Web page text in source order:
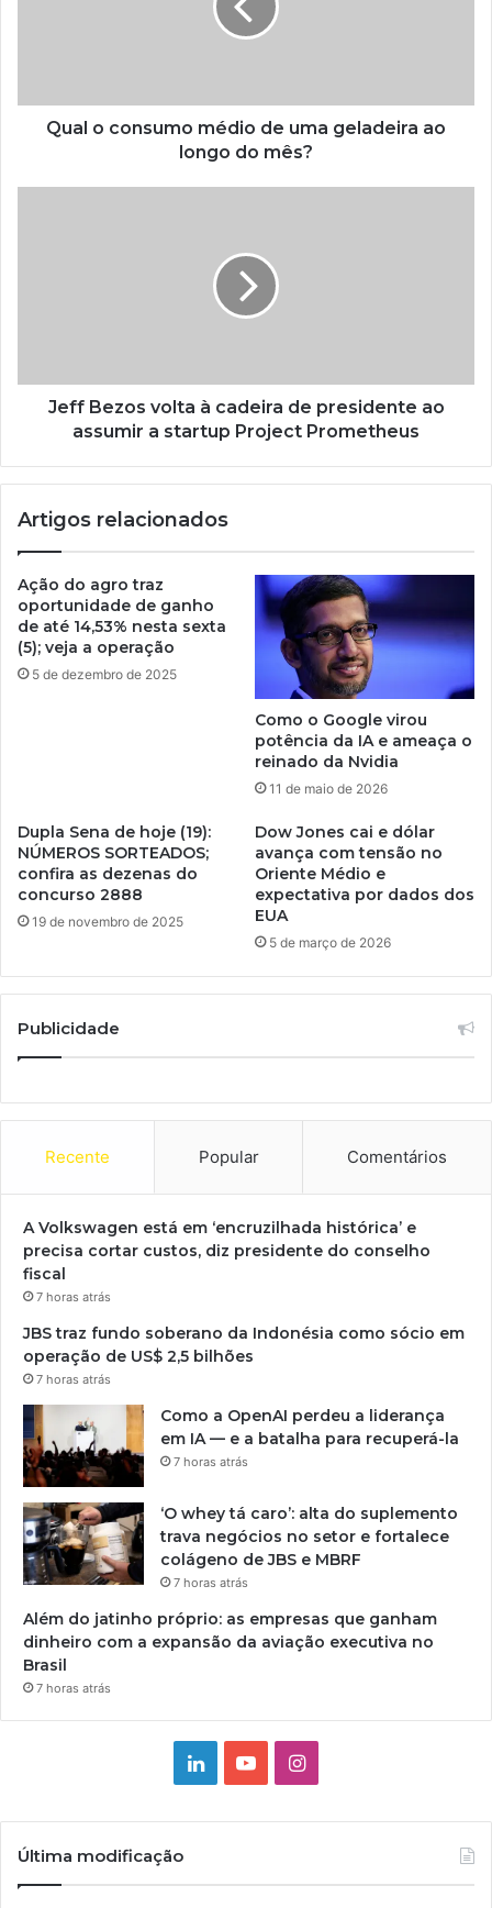
Qual o consumo médio de uma geladeira ao
longo do mês?
Jeff Bezos volta à cadeira de presidente ao
assumir a startup Project Prometheus
Artigos relacionados
Ação do agro traz
oportunidade de ganho
de até 14,53% nesta sexta
(5); veja a operação
5 de dezembro de 2025
Como o Google virou
potência da IA e ameaça o
reinado da Nvidia
11 de maio de 2026
Dupla Sena de hoje (19):
NÚMEROS SORTEADOS;
confira as dezenas do
concurso 2888
19 de novembro de 2025
Dow Jones cai e dólar
avança com tensão no
Oriente Médio e
expectativa por dados dos
EUA
5 de março de 2026
Publicidade
Recente Popular Comentários
A Volkswagen está em ‘encruzilhada histórica’ e
precisa cortar custos, diz presidente do conselho
fiscal
7 horas atrás
JBS traz fundo soberano da Indonésia como sócio em
operação de US$ 2,5 bilhões
7 horas atrás
Como a OpenAI perdeu a liderança
em IA — e a batalha para recuperá-la
7 horas atrás
‘O whey tá caro’: alta do suplemento
trava negócios no setor e fortalece
colágeno de JBS e MBRF
7 horas atrás
Além do jatinho próprio: as empresas que ganham
dinheiro com a expansão da aviação executiva no
Brasil
7 horas atrás
LinkedinYouTubeInstagram
Última modificação